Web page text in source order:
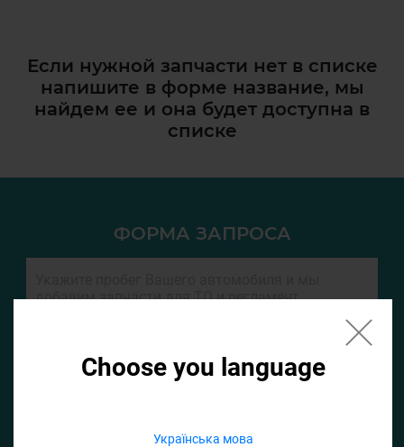
Choose you language
Українська мова
Если нужной запчасти нет в списке
напишите в форме название, мы
найдем ее и она будет доступна в
списке
ФОРМА ЗАПРОСА